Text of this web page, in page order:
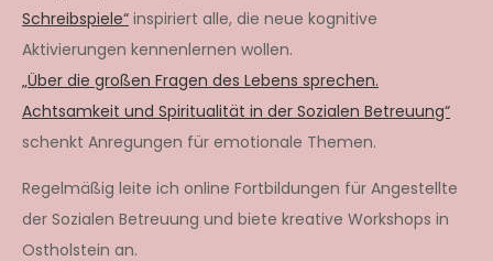
Schreibspiele“ inspiriert alle, die neue kognitive
Aktivierungen kennenlernen wollen.
„Über die großen Fragen des Lebens sprechen.
Achtsamkeit und Spiritualität in der Sozialen Betreuung“
schenkt Anregungen für emotionale Themen.
Regelmäßig leite ich online Fortbildungen für Angestellte
der Sozialen Betreuung und biete kreative Workshops in
Ostholstein an.